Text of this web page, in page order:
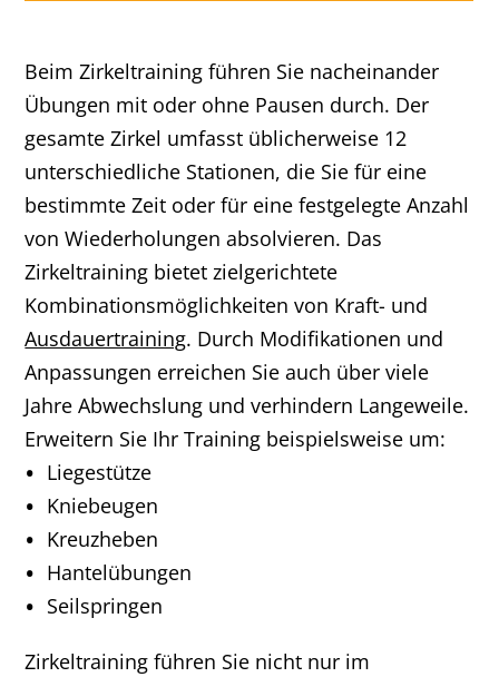
Beim Zirkeltraining führen Sie nacheinander
Übungen mit oder ohne Pausen durch. Der
gesamte Zirkel umfasst üblicherweise 12
unterschiedliche Stationen, die Sie für eine
bestimmte Zeit oder für eine festgelegte Anzahl
von Wiederholungen absolvieren. Das
Zirkeltraining bietet zielgerichtete
Kombinationsmöglichkeiten von Kraft- und
Ausdauertraining. Durch Modifikationen und
Anpassungen erreichen Sie auch über viele
Jahre Abwechslung und verhindern Langeweile.
Erweitern Sie Ihr Training beispielsweise um:
Liegestütze
Kniebeugen
Kreuzheben
Hantelübungen
Seilspringen
Zirkeltraining führen Sie nicht nur im